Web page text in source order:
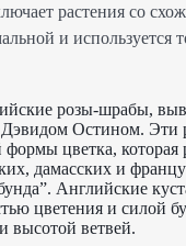
растения со
и
розы-шрабы,
Остином. Эти
формы цветка,
дамасских и
Английские
цветения и силой
высотой ветвей.